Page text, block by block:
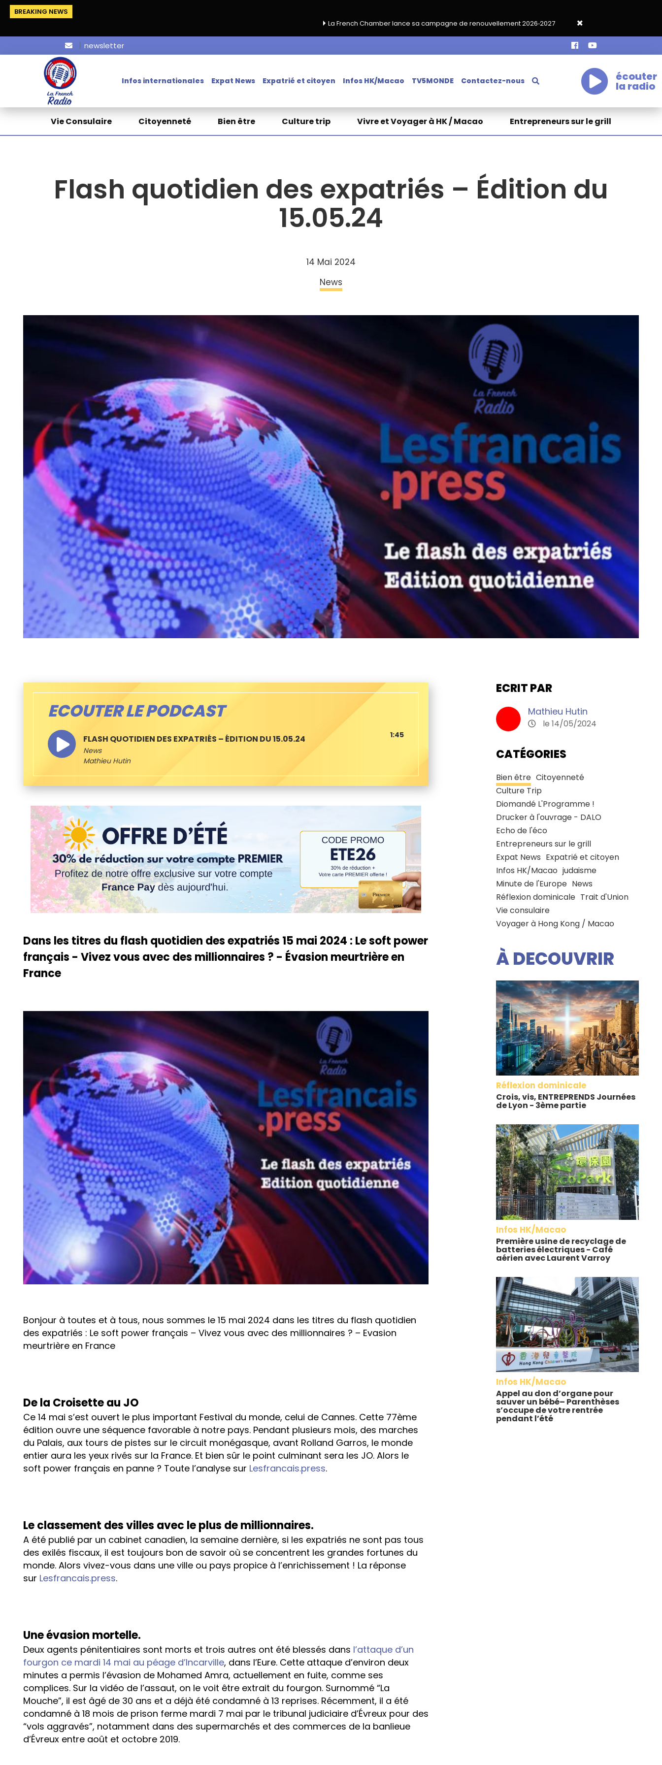
BREAKING NEWS
La French Chamber lance sa campagne de renouvellement 2026‑2027
Grand café de rentrée HKA le vendredi 18
newsletter
Infos internationales Expat News Expatrié et citoyen Infos HK/Macao TV5MONDE Contactez-nous écouter
la radio
Vie Consulaire Citoyenneté Bien être Culture trip Vivre et Voyager à HK / Macao Entrepreneurs sur le grill
Flash quotidien des expatriés – Édition du
15.05.24
14 Mai 2024
News
ECOUTER LE PODCAST
FLASH QUOTIDIEN DES EXPATRIÉS – ÉDITION DU 15.05.24
News
Mathieu Hutin
1:45
Dans les titres du flash quotidien des expatriés 15 mai 2024 : Le soft power
français - Vivez vous avec des millionnaires ? - Évasion meurtrière en
France
Bonjour à toutes et à tous, nous sommes le 15 mai 2024 dans les titres du flash quotidien
des expatriés : Le soft power français – Vivez vous avec des millionnaires ? – Evasion
meurtrière en France
De la Croisette au JO
Ce 14 mai s’est ouvert le plus important Festival du monde, celui de Cannes. Cette 77ème
édition ouvre une séquence favorable à notre pays. Pendant plusieurs mois, des marches
du Palais, aux tours de pistes sur le circuit monégasque, avant Rolland Garros, le monde
entier aura les yeux rivés sur la France. Et bien sûr le point culminant sera les JO. Alors le
soft power français en panne ? Toute l’analyse sur Lesfrancais.press.
Le classement des villes avec le plus de millionnaires.
A été publié par un cabinet canadien, la semaine dernière, si les expatriés ne sont pas tous
des exilés fiscaux, il est toujours bon de savoir où se concentrent les grandes fortunes du
monde. Alors vivez-vous dans une ville ou pays propice à l’enrichissement ! La réponse
sur Lesfrancais.press.
Une évasion mortelle.
Deux agents pénitentiaires sont morts et trois autres ont été blessés dans l’attaque d’un
fourgon ce mardi 14 mai au péage d’Incarville, dans l’Eure. Cette attaque d’environ deux
minutes a permis l’évasion de Mohamed Amra, actuellement en fuite, comme ses
complices. Sur la vidéo de l’assaut, on le voit être extrait du fourgon. Surnommé “La
Mouche”, il est âgé de 30 ans et a déjà été condamné à 13 reprises. Récemment, il a été
condamné à 18 mois de prison ferme mardi 7 mai par le tribunal judiciaire d’Évreux pour des
“vols aggravés”, notamment dans des supermarchés et des commerces de la banlieue
d’Évreux entre août et octobre 2019.
ECRIT PAR
Mathieu Hutin
le 14/05/2024
CATÉGORIES
Bien être Citoyenneté
Culture Trip
Diomandé L'Programme !
Drucker à l'ouvrage - DALO
Echo de l'éco
Entrepreneurs sur le grill
Expat News Expatrié et citoyen
Infos HK/Macao judaisme
Minute de l'Europe News
Réflexion dominicale Trait d'Union
Vie consulaire
Voyager à Hong Kong / Macao
À DECOUVRIR
Réflexion dominicale
Crois, vis, ENTREPRENDS Journées
de Lyon - 3ème partie
Infos HK/Macao
Première usine de recyclage de
batteries électriques - Café
aérien avec Laurent Varroy
Infos HK/Macao
Appel au don d’organe pour
sauver un bébé– Parenthèses
s’occupe de votre rentrée
pendant l’été